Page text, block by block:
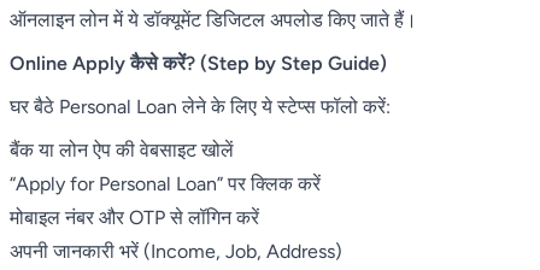
ऑनलाइन लोन में ये डॉक्यूमेंट डिजिटल अपलोड किए जाते हैं।
Online Apply कैसे करें? (Step by Step Guide)
घर बैठे Personal Loan लेने के लिए ये स्टेप्स फॉलो करें:
बैंक या लोन ऐप की वेबसाइट खोलें
“Apply for Personal Loan” पर क्लिक करें
मोबाइल नंबर और OTP से लॉगिन करें
अपनी जानकारी भरें (Income, Job, Address)